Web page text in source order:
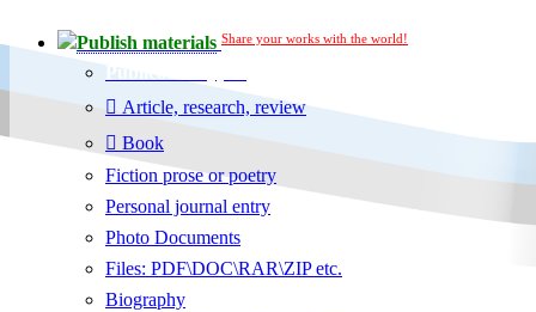
Publish materials Share your works with the world!
Publication type?
Article, research, review
Book
Fiction prose or poetry
Personal journal entry
Photo Documents
Files: PDF\DOC\RAR\ZIP etc.
Biography